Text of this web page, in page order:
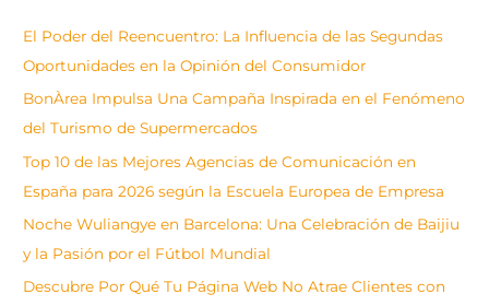
El Poder del Reencuentro: La Influencia de las Segundas
Oportunidades en la Opinión del Consumidor
BonÀrea Impulsa Una Campaña Inspirada en el Fenómeno
del Turismo de Supermercados
Top 10 de las Mejores Agencias de Comunicación en
España para 2026 según la Escuela Europea de Empresa
Noche Wuliangye en Barcelona: Una Celebración de Baijiu
y la Pasión por el Fútbol Mundial
Descubre Por Qué Tu Página Web No Atrae Clientes con